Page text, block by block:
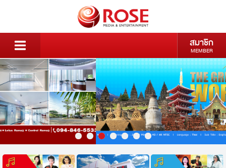
สมาชิก
MEMBER